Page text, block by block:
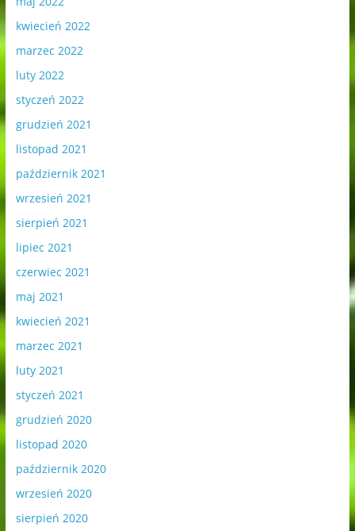
kwiecień 2022
marzec 2022
luty 2022
styczeń 2022
grudzień 2021
listopad 2021
październik 2021
wrzesień 2021
sierpień 2021
lipiec 2021
czerwiec 2021
maj 2021
kwiecień 2021
marzec 2021
luty 2021
styczeń 2021
grudzień 2020
listopad 2020
październik 2020
wrzesień 2020
sierpień 2020